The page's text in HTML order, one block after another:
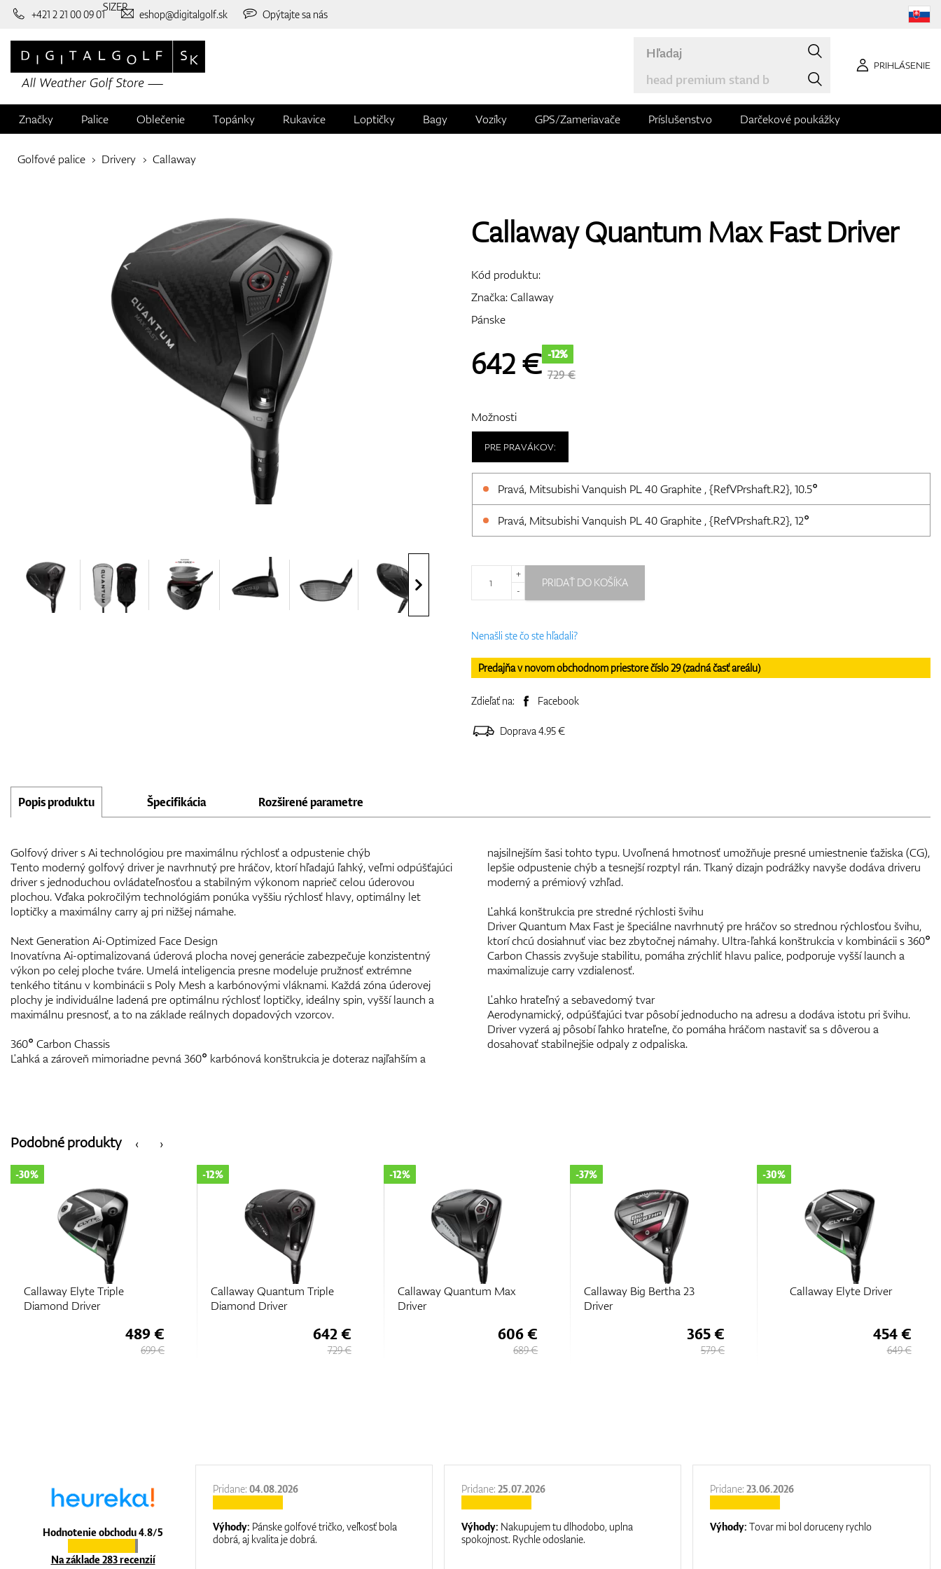
+421 2 21 00 09 01 eshop@digitalgolf.sk Opýtajte sa nás
PRIHLÁSENIE
Značky Palice Oblečenie Topánky Rukavice Loptičky Bagy Vozíky GPS/Zameriavače Príslušenstvo Darčekové poukážky
Golfové palice Drivery Callaway
Callaway Quantum Max Fast Driver
Kód produktu:
Značka:Callaway
Pánske
642€ -12%
729 €
Možnosti
PRE PRAVÁKOV:
Pravá, Mitsubishi Vanquish PL 40 Graphite , {RefVPrshaft.R2}, 10.5°
Pravá, Mitsubishi Vanquish PL 40 Graphite , {RefVPrshaft.R2}, 12°
+
-
PRIDAŤ DO KOŠÍKA
Nenašli ste čo ste hľadali?
Predajňa v novom obchodnom priestore číslo 29 (zadná časť areálu)
Zdieľať na: Facebook
Doprava 4.95 €
Popis produktu Špecifikácia Rozširené parametre
Golfový driver s Ai technológiou pre maximálnu rýchlosť a odpustenie chýb
Tento moderný golfový driver je navrhnutý pre hráčov, ktorí hľadajú ľahký, veľmi odpúšťajúci
driver s jednoduchou ovládateľnosťou a stabilným výkonom naprieč celou úderovou
plochou. Vďaka pokročilým technológiám ponúka vyššiu rýchlosť hlavy, optimálny let
loptičky a maximálny carry aj pri nižšej námahe.
Next Generation Ai-Optimized Face Design
Inovatívna Ai-optimalizovaná úderová plocha novej generácie zabezpečuje konzistentný
výkon po celej ploche tváre. Umelá inteligencia presne modeluje pružnosť extrémne
tenkého titánu v kombinácii s Poly Mesh a karbónovými vláknami. Každá zóna úderovej
plochy je individuálne ladená pre optimálnu rýchlosť loptičky, ideálny spin, vyšší launch a
maximálnu presnosť, a to na základe reálnych dopadových vzorcov.
360° Carbon Chassis
Ľahká a zároveň mimoriadne pevná 360° karbónová konštrukcia je doteraz najľahším a
najsilnejším šasi tohto typu. Uvoľnená hmotnosť umožňuje presné umiestnenie ťažiska (CG),
lepšie odpustenie chýb a tesnejší rozptyl rán. Tkaný dizajn podrážky navyše dodáva driveru
moderný a prémiový vzhľad.
Ľahká konštrukcia pre stredné rýchlosti švihu
Driver Quantum Max Fast je špeciálne navrhnutý pre hráčov so strednou rýchlosťou švihu,
ktorí chcú dosiahnuť viac bez zbytočnej námahy. Ultra-ľahká konštrukcia v kombinácii s 360°
Carbon Chassis zvyšuje stabilitu, pomáha zrýchliť hlavu palice, podporuje vyšší launch a
maximalizuje carry vzdialenosť.
Ľahko hrateľný a sebavedomý tvar
Aerodynamický, odpúšťajúci tvar pôsobí jednoducho na adresu a dodáva istotu pri švihu.
Driver vyzerá aj pôsobí ľahko hrateľne, čo pomáha hráčom nastaviť sa s dôverou a
dosahovať stabilnejšie odpaly z odpaliska.
‹
Podobné produkty ›
Callaway Quantum Triple
Diamond Driver
-12%
642 €
729 €
Callaway Quantum Max
Driver
-12%
606 €
689 €
Callaway Big Bertha 23
Driver
-37%
365 €
579 €
Callaway Elyte Driver
-30%
454 €
649 €
Callaway Quantum Triple
-12%
642 €
729 €
Hodnotenie obchodu 4.8/5
Na základe 283 recenzií
It is a great shop where they help you
Pridane:04.08.2026
Výhody: Pánske golfové tričko, veľkosť bola
dobrá, aj kvalita je dobrá.
Pridane:25.07.2026
Výhody: Nakupujem tu dlhodobo, uplna
spokojnost. Rychle odoslanie.
Pridane:23.06.2026
Výhody:Tovar mi bol doruceny rychlo
SIZER